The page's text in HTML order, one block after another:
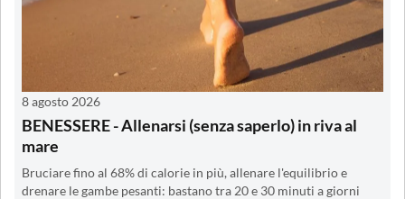
8 agosto 2026
BENESSERE - Allenarsi (senza saperlo) in riva al
mare
Bruciare fino al 68% di calorie in più, allenare l'equilibrio e
drenare le gambe pesanti: bastano tra 20 e 30 minuti a giorni